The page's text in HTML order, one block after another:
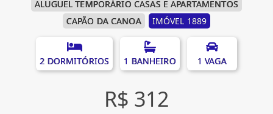
ALUGUEL TEMPORÁRIO CASAS E APARTAMENTOS
CAPÃO DA CANOA
IMÓVEL 1889
2 DORMITÓRIOS 1 BANHEIRO 1 VAGA
R$ 312